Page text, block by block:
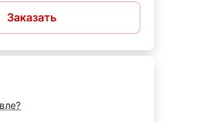
Заказать